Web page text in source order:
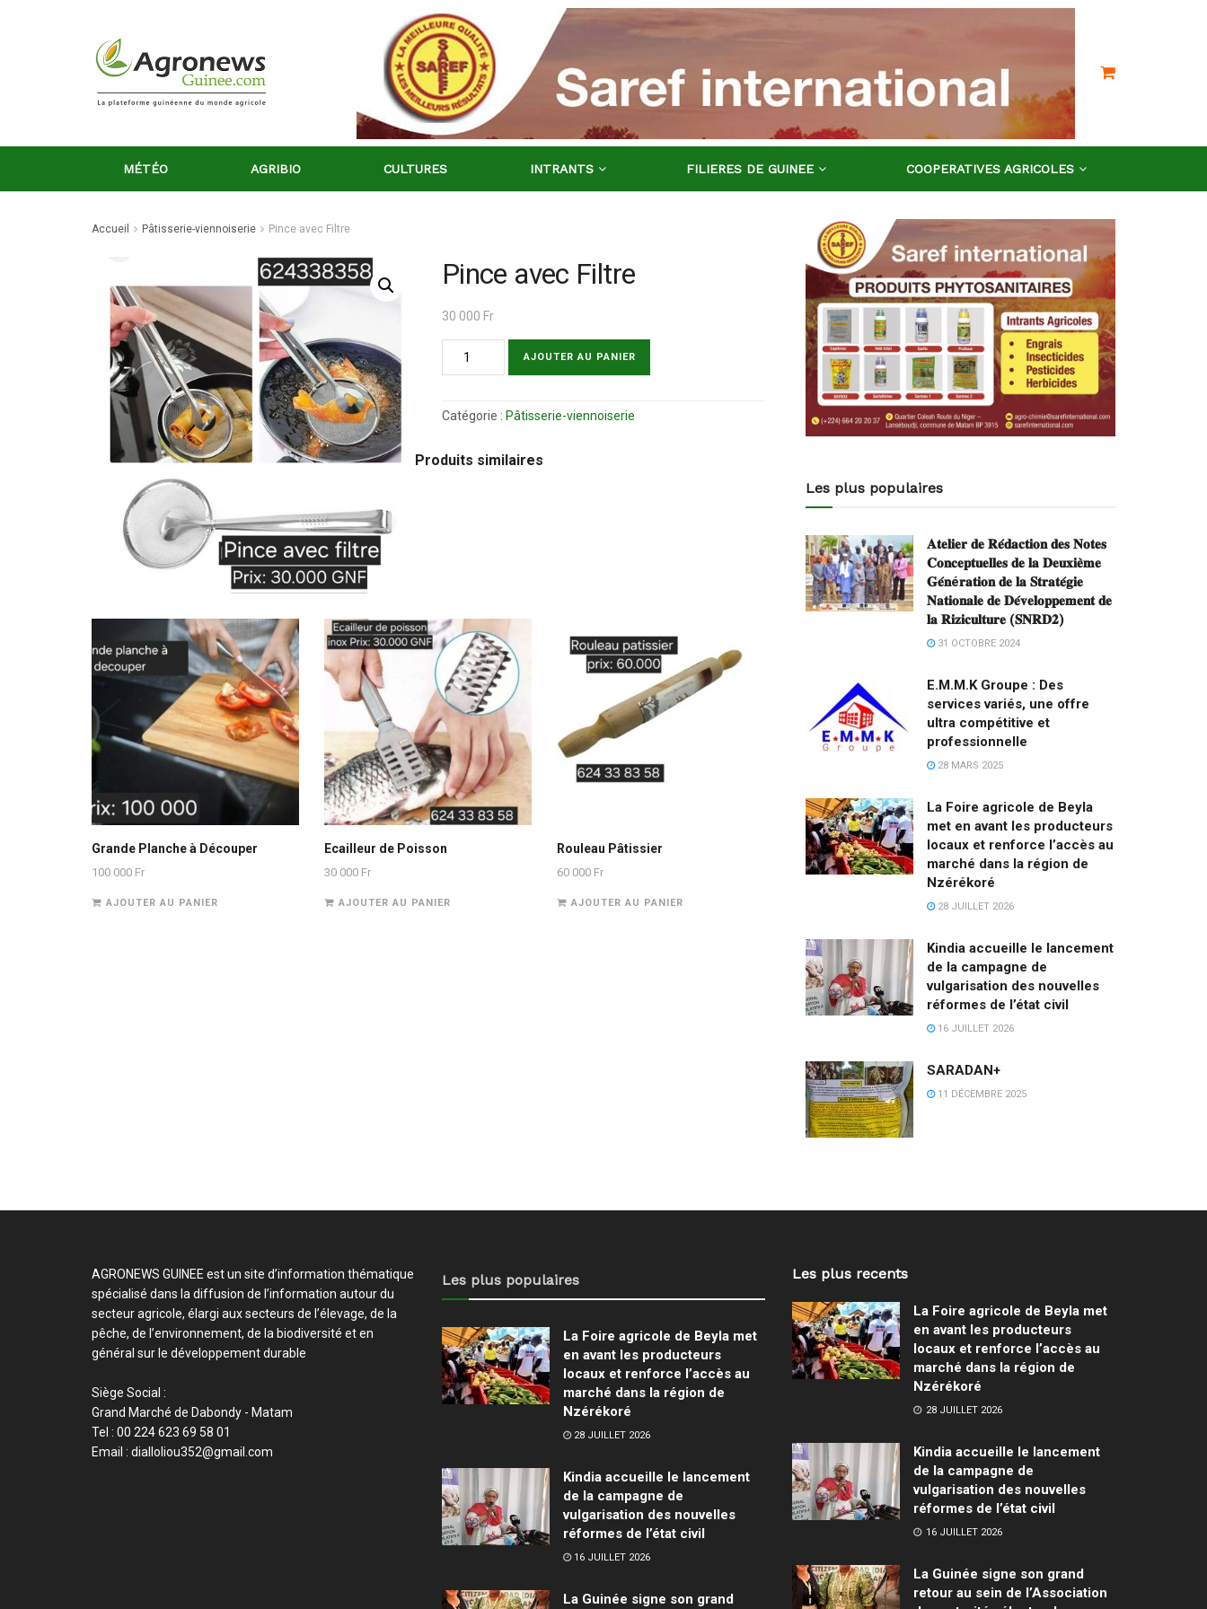
MÉTÉO AGRIBIO CULTURES INTRANTS FILIERES DE GUINEE COOPERATIVES AGRICOLES
Accueil Pâtisserie-viennoiserie Pince avec Filtre
Pince avec Filtre
30 000 Fr
AJOUTER AU PANIER
Catégorie : Pâtisserie-viennoiserie
Produits similaires
Grande Planche à Découper
100 000 Fr
AJOUTER AU PANIER
Ecailleur de Poisson
30 000 Fr
AJOUTER AU PANIER
Rouleau Pâtissier
60 000 Fr
AJOUTER AU PANIER
Les plus populaires
𝐀𝐭𝐞𝐥𝐢𝐞𝐫 𝐝𝐞 𝐑𝐞́𝐝𝐚𝐜𝐭𝐢𝐨𝐧 𝐝𝐞𝐬 𝐍𝐨𝐭𝐞𝐬
𝐂𝐨𝐧𝐜𝐞𝐩𝐭𝐮𝐞𝐥𝐥𝐞𝐬 𝐝𝐞 𝐥𝐚 𝐃𝐞𝐮𝐱𝐢𝐞̀𝐦𝐞
𝐆𝐞́𝐧é𝐫𝐚𝐭𝐢𝐨𝐧 𝐝𝐞 𝐥𝐚 𝐒𝐭𝐫𝐚𝐭𝐞́𝐠𝐢𝐞
𝐍𝐚𝐭𝐢𝐨𝐧𝐚𝐥𝐞 𝐝𝐞 𝐃𝐞́𝐯𝐞𝐥𝐨𝐩𝐩𝐞𝐦𝐞𝐧𝐭 𝐝𝐞
𝐥𝐚 𝐑𝐢𝐳𝐢𝐜𝐮𝐥𝐭𝐮𝐫𝐞 (𝐒𝐍𝐑𝐃𝟐)
31 OCTOBRE 2024
E.M.M.K Groupe : Des
services variés, une offre
ultra compétitive et
professionnelle
28 MARS 2025
La Foire agricole de Beyla
met en avant les producteurs
locaux et renforce l’accès au
marché dans la région de
Nzérékoré
28 JUILLET 2026
Kindia accueille le lancement
de la campagne de
vulgarisation des nouvelles
réformes de l’état civil
16 JUILLET 2026
SARADAN+
11 DÉCEMBRE 2025
AGRONEWS GUINEE est un site d’information thématique
spécialisé dans la diffusion de l’information autour du
secteur agricole, élargi aux secteurs de l’élevage, de la
pêche, de l’environnement, de la biodiversité et en
général sur le développement durable
Siège Social :
Grand Marché de Dabondy - Matam
Tel : 00 224 623 69 58 01
Email : dialloliou352@gmail.com
Les plus populaires
La Foire agricole de Beyla met
en avant les producteurs
locaux et renforce l’accès au
marché dans la région de
Nzérékoré
28 JUILLET 2026
Kindia accueille le lancement
de la campagne de
vulgarisation des nouvelles
réformes de l’état civil
16 JUILLET 2026
La Guinée signe son grand
Les plus recents
La Foire agricole de Beyla met
en avant les producteurs
locaux et renforce l’accès au
marché dans la région de
Nzérékoré
28 JUILLET 2026
Kindia accueille le lancement
de la campagne de
vulgarisation des nouvelles
réformes de l’état civil
16 JUILLET 2026
La Guinée signe son grand
retour au sein de l’Association